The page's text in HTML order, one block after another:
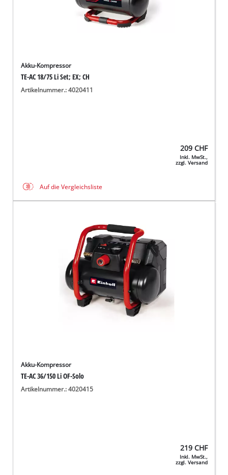
Akku-Kompressor
TE-AC 18/75 Li Set; EX; CH
Artikelnummer.: 4020411
209 CHF
Inkl. MwSt.,
zzgl. Versand
Auf die Vergleichsliste
Akku-Kompressor
TE-AC 36/150 Li OF-Solo
Artikelnummer.: 4020415
219 CHF
Inkl. MwSt.,
zzgl. Versand